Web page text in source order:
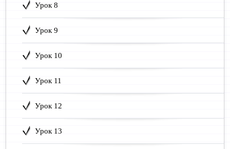
Урок 8
Урок 9
Урок 10
Урок 11
Урок 12
Урок 13